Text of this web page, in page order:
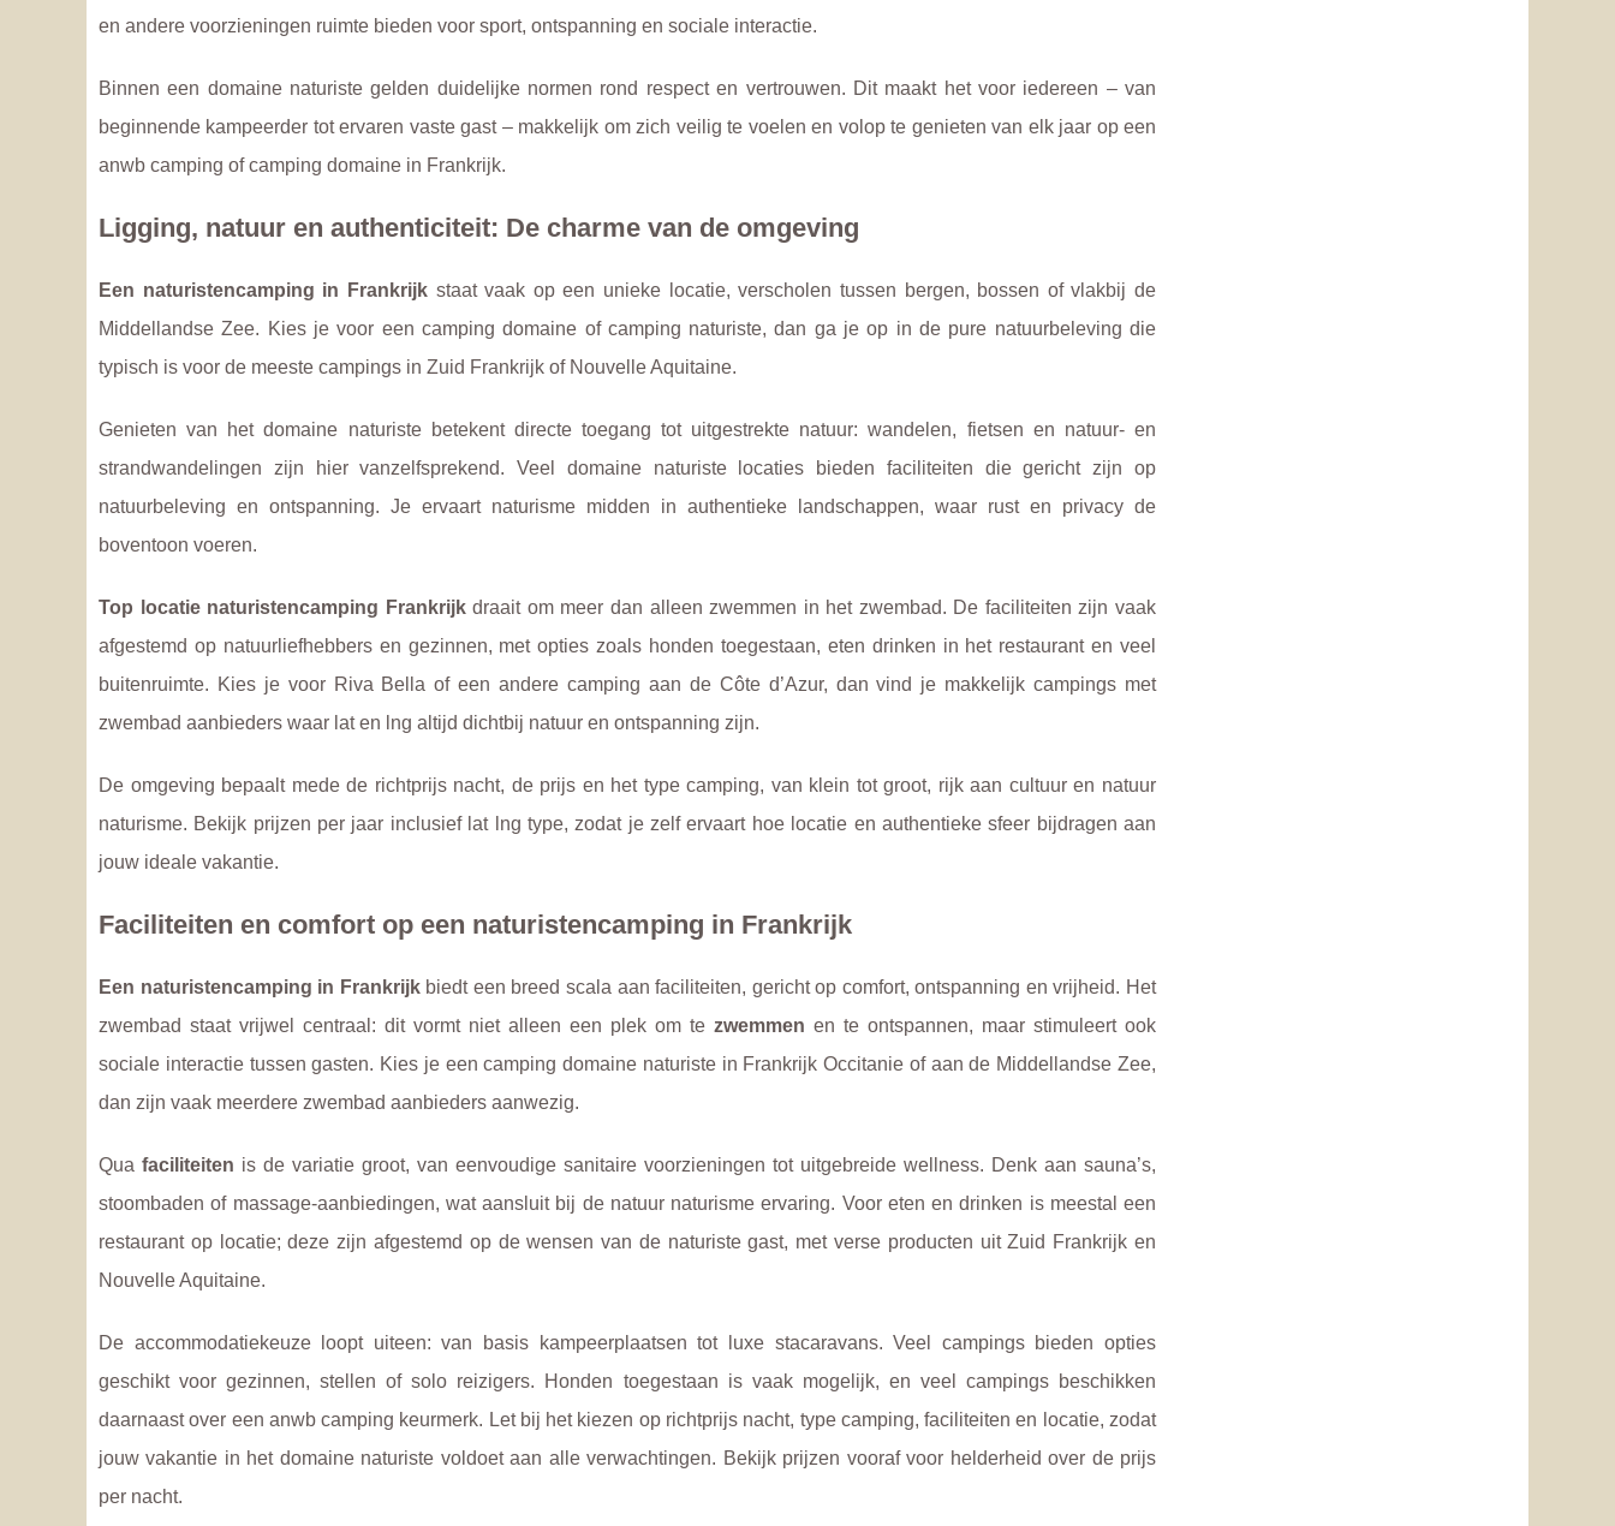
en andere voorzieningen ruimte bieden voor sport, ontspanning en sociale interactie.
Binnen een domaine naturiste gelden duidelijke normen rond respect en vertrouwen. Dit maakt het voor iedereen – van
beginnende kampeerder tot ervaren vaste gast – makkelijk om zich veilig te voelen en volop te genieten van elk jaar op een
anwb camping of camping domaine in Frankrijk.
Ligging, natuur en authenticiteit: De charme van de omgeving
Een naturistencamping in Frankrijkstaat vaak op een unieke locatie, verscholen tussen bergen, bossen of vlakbij de
Middellandse Zee. Kies je voor een camping domaine of camping naturiste, dan ga je op in de pure natuurbeleving die
typisch is voor de meeste campings in Zuid Frankrijk of Nouvelle Aquitaine.
Genieten van het domaine naturiste betekent directe toegang tot uitgestrekte natuur: wandelen, fietsen en natuur- en
strandwandelingen zijn hier vanzelfsprekend. Veel domaine naturiste locaties bieden faciliteiten die gericht zijn op
natuurbeleving en ontspanning. Je ervaart naturisme midden in authentieke landschappen, waar rust en privacy de
boventoon voeren.
Top locatie naturistencamping Frankrijkdraait om meer dan alleen zwemmen in het zwembad. De faciliteiten zijn vaak
afgestemd op natuurliefhebbers en gezinnen, met opties zoals honden toegestaan, eten drinken in het restaurant en veel
buitenruimte. Kies je voor Riva Bella of een andere camping aan de Côte d’Azur, dan vind je makkelijk campings met
zwembad aanbieders waar lat en lng altijd dichtbij natuur en ontspanning zijn.
De omgeving bepaalt mede de richtprijs nacht, de prijs en het type camping, van klein tot groot, rijk aan cultuur en natuur
naturisme. Bekijk prijzen per jaar inclusief lat lng type, zodat je zelf ervaart hoe locatie en authentieke sfeer bijdragen aan
jouw ideale vakantie.
Faciliteiten en comfort op een naturistencamping in Frankrijk
Een naturistencamping in Frankrijkbiedt een breed scala aan faciliteiten, gericht op comfort, ontspanning en vrijheid. Het
zwembad staat vrijwel centraal: dit vormt niet alleen een plek om te zwemmen en te ontspannen, maar stimuleert ook
sociale interactie tussen gasten. Kies je een camping domaine naturiste in Frankrijk Occitanie of aan de Middellandse Zee,
dan zijn vaak meerdere zwembad aanbieders aanwezig.
Qua faciliteiten is de variatie groot, van eenvoudige sanitaire voorzieningen tot uitgebreide wellness. Denk aan sauna’s,
stoombaden of massage-aanbiedingen, wat aansluit bij de natuur naturisme ervaring. Voor eten en drinken is meestal een
restaurant op locatie; deze zijn afgestemd op de wensen van de naturiste gast, met verse producten uit Zuid Frankrijk en
Nouvelle Aquitaine.
De accommodatiekeuze loopt uiteen: van basis kampeerplaatsen tot luxe stacaravans. Veel campings bieden opties
geschikt voor gezinnen, stellen of solo reizigers. Honden toegestaan is vaak mogelijk, en veel campings beschikken
daarnaast over een anwb camping keurmerk. Let bij het kiezen op richtprijs nacht, type camping, faciliteiten en locatie, zodat
jouw vakantie in het domaine naturiste voldoet aan alle verwachtingen. Bekijk prijzen vooraf voor helderheid over de prijs
per nacht.